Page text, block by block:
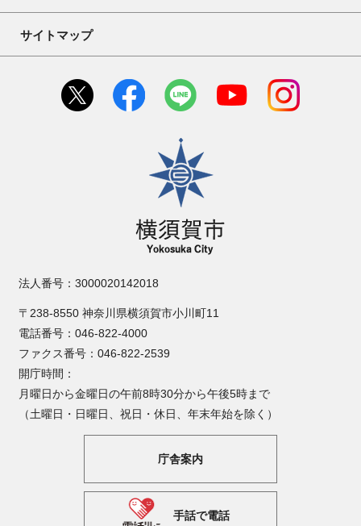
サイトマップ
横須賀市
法人番号：3000020142018
〒238-8550 神奈川県横須賀市小川町11
電話番号：046-822-4000
ファクス番号：046-822-2539
開庁時間：
月曜日から金曜日の午前8時30分から午後5時まで
（土曜日・日曜日、祝日・休日、年末年始を除く）
庁舎案内
手話で電話